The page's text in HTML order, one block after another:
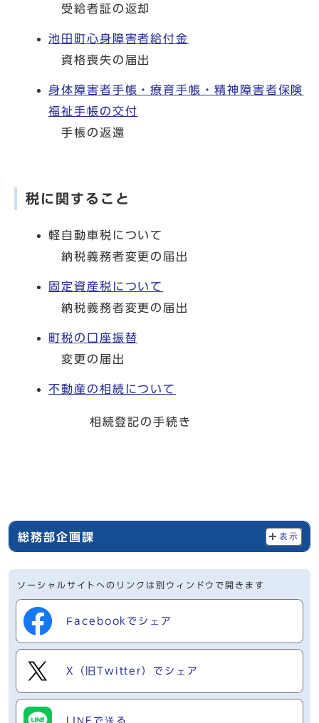
受給者証の返却
池田町心身障害者給付金
資格喪失の届出
身体障害者手帳・療育手帳・精神障害者保険
福祉手帳の交付
手帳の返還
税に関すること
軽自動車税について
納税義務者変更の届出
固定資産税について
納税義務者変更の届出
町税の口座振替
変更の届出
不動産の相続について
相続登記の手続き
総務部企画課 表示
ソーシャルサイトへのリンクは別ウィンドウで開きます
Facebookでシェア
X（旧Twitter）でシェア
LINEで送る